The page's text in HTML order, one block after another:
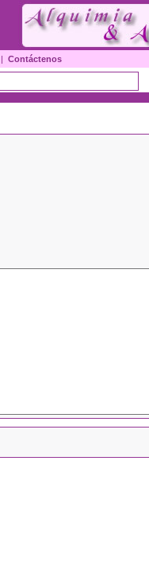
| Contáctenos